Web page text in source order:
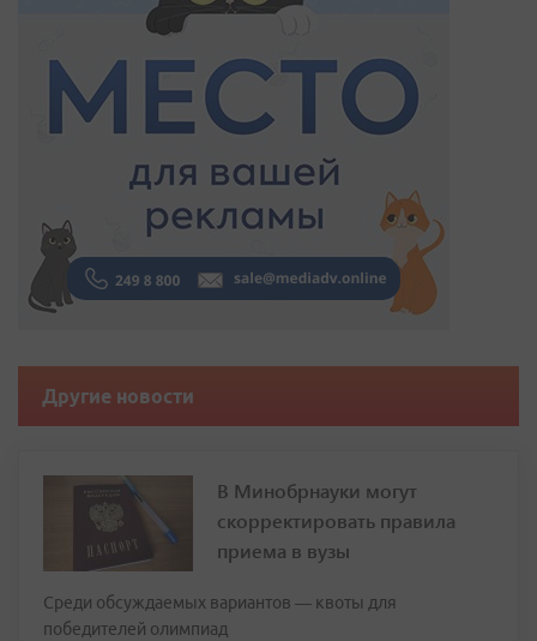
Другие новости
В Минобрнауки могут
скорректировать правила
приема в вузы
Среди обсуждаемых вариантов — квоты для
победителей олимпиад